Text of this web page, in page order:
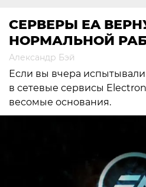
СЕРВЕРЫ EA
НОРМАЛЬНОЙ
Александр Бэй
Если вы вчера
в сетевые сервисы
весомые основания.